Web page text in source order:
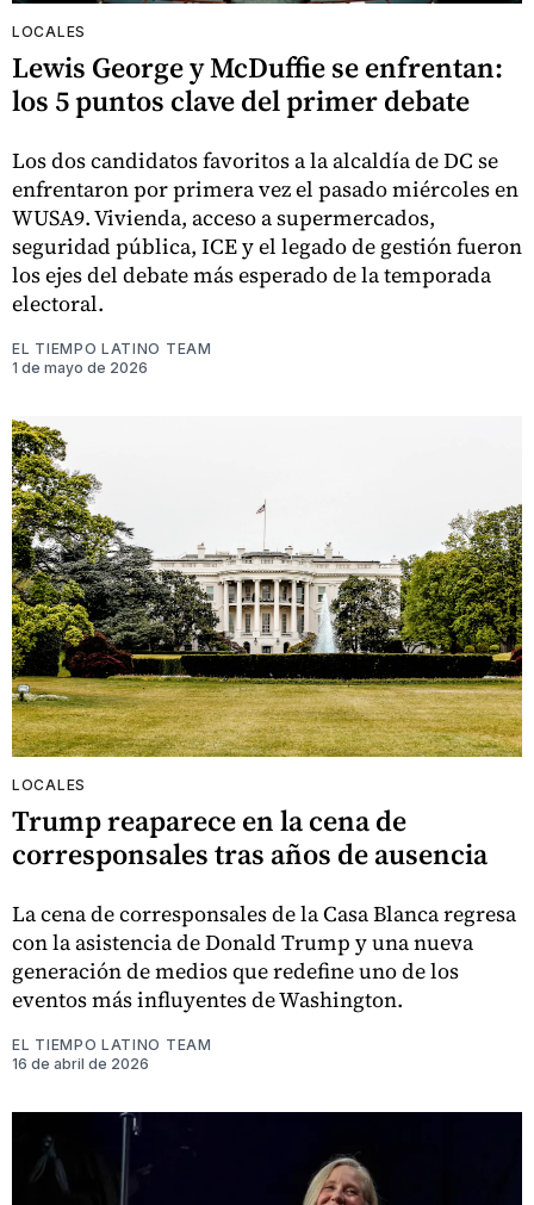
LOCALES
Lewis George y McDuffie se enfrentan:
los 5 puntos clave del primer debate
Los dos candidatos favoritos a la alcaldía de DC se
enfrentaron por primera vez el pasado miércoles en
WUSA9. Vivienda, acceso a supermercados,
seguridad pública, ICE y el legado de gestión fueron
los ejes del debate más esperado de la temporada
electoral.
EL TIEMPO LATINO TEAM
1 de mayo de 2026
LOCALES
Trump reaparece en la cena de
corresponsales tras años de ausencia
La cena de corresponsales de la Casa Blanca regresa
con la asistencia de Donald Trump y una nueva
generación de medios que redefine uno de los
eventos más influyentes de Washington.
EL TIEMPO LATINO TEAM
16 de abril de 2026